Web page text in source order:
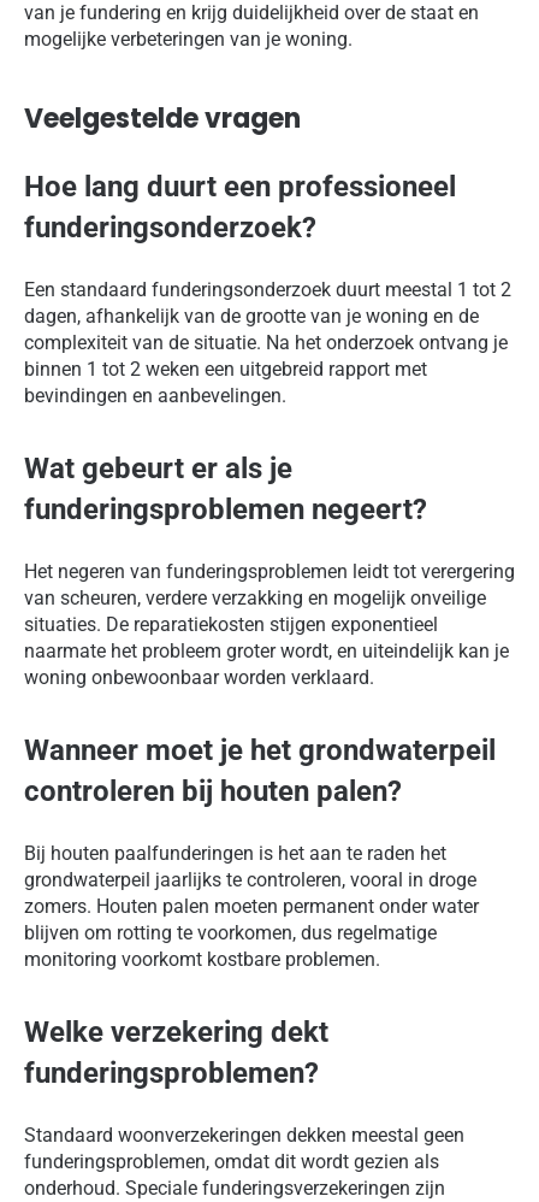
van je fundering en krijg duidelijkheid over de staat en
mogelijke verbeteringen van je woning.
Veelgestelde vragen
Hoe lang duurt een professioneel
funderingsonderzoek?
Een standaard funderingsonderzoek duurt meestal 1 tot 2
dagen, afhankelijk van de grootte van je woning en de
complexiteit van de situatie. Na het onderzoek ontvang je
binnen 1 tot 2 weken een uitgebreid rapport met
bevindingen en aanbevelingen.
Wat gebeurt er als je
funderingsproblemen negeert?
Het negeren van funderingsproblemen leidt tot verergering
van scheuren, verdere verzakking en mogelijk onveilige
situaties. De reparatiekosten stijgen exponentieel
naarmate het probleem groter wordt, en uiteindelijk kan je
woning onbewoonbaar worden verklaard.
Wanneer moet je het grondwaterpeil
controleren bij houten palen?
Bij houten paalfunderingen is het aan te raden het
grondwaterpeil jaarlijks te controleren, vooral in droge
zomers. Houten palen moeten permanent onder water
blijven om rotting te voorkomen, dus regelmatige
monitoring voorkomt kostbare problemen.
Welke verzekering dekt
funderingsproblemen?
Standaard woonverzekeringen dekken meestal geen
funderingsproblemen, omdat dit wordt gezien als
onderhoud. Speciale funderingsverzekeringen zijn